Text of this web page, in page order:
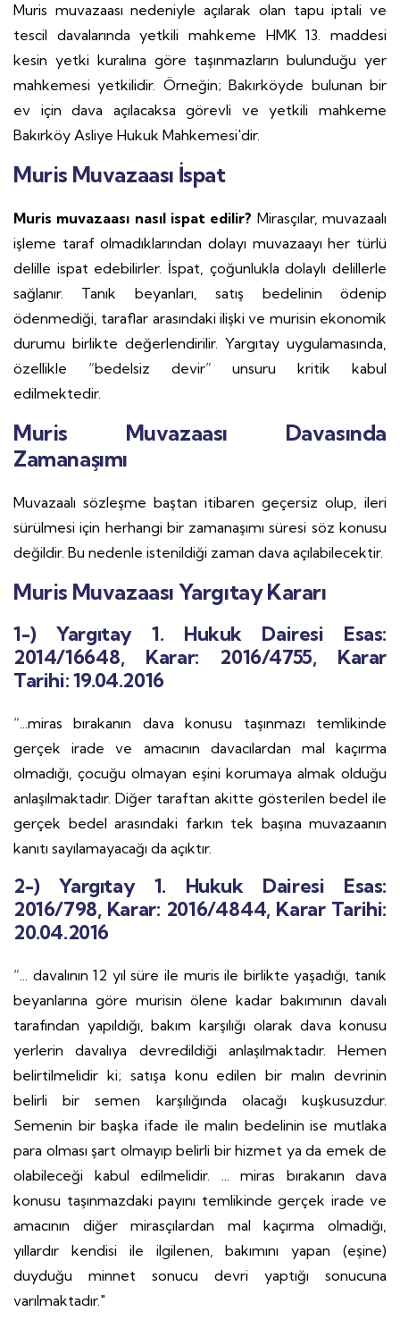
Muris muvazaası nedeniyle açılarak olan tapu iptali ve
tescil davalarında yetkili mahkeme HMK 13. maddesi
kesin yetki kuralına göre taşınmazların bulunduğu yer
mahkemesi yetkilidir. Örneğin; Bakırköyde bulunan bir
ev için dava açılacaksa görevli ve yetkili mahkeme
Bakırköy Asliye Hukuk Mahkemesi'dir.
Muris Muvazaası İspat
Muris muvazaası nasıl ispat edilir? Mirasçılar, muvazaalı
işleme taraf olmadıklarından dolayı muvazaayı her türlü
delille ispat edebilirler. İspat, çoğunlukla dolaylı delillerle
sağlanır. Tanık beyanları, satış bedelinin ödenip
ödenmediği, taraflar arasındaki ilişki ve murisin ekonomik
durumu birlikte değerlendirilir. Yargıtay uygulamasında,
özellikle “bedelsiz devir” unsuru kritik kabul
edilmektedir.
Muris Muvazaası Davasında
Zamanaşımı
Muvazaalı sözleşme baştan itibaren geçersiz olup, ileri
sürülmesi için herhangi bir zamanaşımı süresi söz konusu
değildir. Bu nedenle istenildiği zaman dava açılabilecektir.
Muris Muvazaası Yargıtay Kararı
1-) Yargıtay 1. Hukuk Dairesi Esas:
2014/16648, Karar: 2016/4755, Karar
Tarihi: 19.04.2016
“...miras bırakanın dava konusu taşınmazı temlikinde
gerçek irade ve amacının davacılardan mal kaçırma
olmadığı, çocuğu olmayan eşini korumaya almak olduğu
anlaşılmaktadır. Diğer taraftan akitte gösterilen bedel ile
gerçek bedel arasındaki farkın tek başına muvazaanın
kanıtı sayılamayacağı da açıktır.
2-) Yargıtay 1. Hukuk Dairesi Esas:
2016/798, Karar: 2016/4844, Karar Tarihi:
20.04.2016
“... davalının 12 yıl süre ile muris ile birlikte yaşadığı, tanık
beyanlarına göre murisin ölene kadar bakımının davalı
tarafından yapıldığı, bakım karşılığı olarak dava konusu
yerlerin davalıya devredildiği anlaşılmaktadır. Hemen
belirtilmelidir ki; satışa konu edilen bir malın devrinin
belirli bir semen karşılığında olacağı kuşkusuzdur.
Semenin bir başka ifade ile malın bedelinin ise mutlaka
para olması şart olmayıp belirli bir hizmet ya da emek de
olabileceği kabul edilmelidir. ... miras bırakanın dava
konusu taşınmazdaki payını temlikinde gerçek irade ve
amacının diğer mirasçılardan mal kaçırma olmadığı,
yıllardır kendisi ile ilgilenen, bakımını yapan (eşine)
duyduğu minnet sonucu devri yaptığı sonucuna
varılmaktadır."